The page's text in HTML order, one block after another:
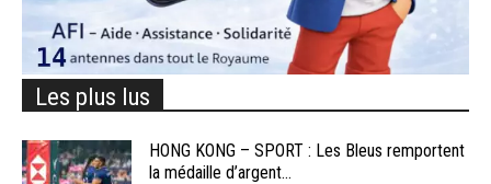
Les plus lus
HONG KONG – SPORT : Les Bleus remportent
la médaille d’argent...